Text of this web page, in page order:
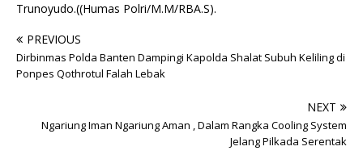
Trunoyudo.((Humas Polri/M.M/RBA.S).
PREVIOUS
Dirbinmas Polda Banten Dampingi Kapolda Shalat Subuh Keliling di
Ponpes Qothrotul Falah Lebak
NEXT
Ngariung Iman Ngariung Aman , Dalam Rangka Cooling System
Jelang Pilkada Serentak